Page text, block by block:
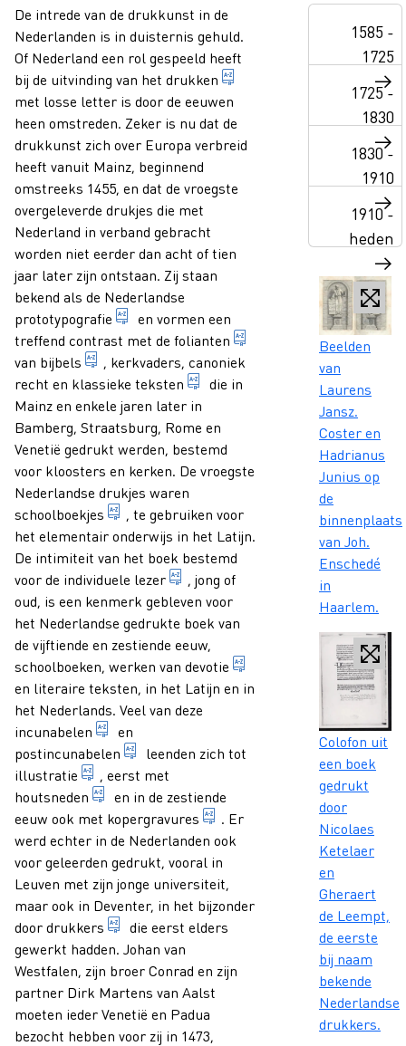
Paragraphs
De intrede van de drukkunst in de
Nederlanden is in duisternis gehuld.
Of Nederland een rol gespeeld heeft
bij de uitvinding van het drukken
voorstellingen en/of
met losse letter is door de eeuwen
heen omstreden. Zeker is nu dat de
drukkunst zich over Europa verbreid
heeft vanuit Mainz, beginnend
omstreeks 1455, en dat de vroegste
overgeleverde drukjes die met
Nederland in verband gebracht
worden niet eerder dan acht of tien
jaar later zijn ontstaan. Zij staan
bekend als de Nederlandse
prototypografie
groep in lettertype samenhangende
en vormen een
treffend contrast met de folianten
boek in folio of
van bijbels uitgave van het heilig boek, dat bestaan uit
, kerkvaders, canoniek
recht en klassieke teksten 1. teksten geschreven door
die in
Mainz en enkele jaren later in
Bamberg, Straatsburg, Rome en
Venetië gedrukt werden, bestemd
voor kloosters en kerken. De vroegste
Nederlandse drukjes waren
schoolboekjes
publicatie die primair bedoeld is voor
, te gebruiken voor
het elementair onderwijs in het Latijn.
De intimiteit van het boek bestemd
voor de individuele lezer persoon die een publicatie leest.
, jong of
oud, is een kenmerk gebleven voor
het Nederlandse gedrukte boek van
de vijftiende en zestiende eeuw,
schoolboeken, werken van devotie
teksten ter
en literaire teksten, in het Latijn en in
het Nederlands. Veel van deze
incunabelen
boek, gemaakt in Europa vóór 1 januari
en
postincunabelen
boek in Europa gedrukt tussen 1 januari
leenden zich tot
illustratie
voorstelling in een document dienend ter
, eerst met
houtsneden
1. hoogdruktechniek waarbij een in een
en in de zestiende
eeuw ook met kopergravures 1. diepdruktechniek
. Er
werd echter in de Nederlanden ook
voor geleerden gedrukt, vooral in
Leuven met zijn jonge universiteit,
maar ook in Deventer, in het bijzonder
doordrukkers 1. persoon die als ambacht het drukken
die eerst elders
gewerkt hadden. Johan van
Westfalen, zijn broer Conrad en zijn
partner Dirk Martens van Aalst
moeten ieder Venetië en Padua
bezocht hebben voor zij in 1473,
1585 -
1725
1725 -
1830
1830 -
1910
1910 -
heden
Caption
Beelden
van
Laurens
Jansz.
Coster en
Hadrianus
Junius op
de
binnenplaats
van Joh.
Enschedé
in
Haarlem.
Caption
Colofon uit
een boek
gedrukt
door
Nicolaes
Ketelaer
en
Gheraert
de Leempt,
de eerste
bij naam
bekende
Nederlandse
drukkers.